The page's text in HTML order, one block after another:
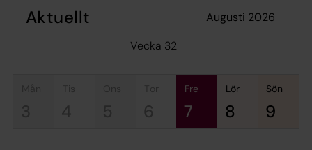
Aktuellt
augusti 2026
Vecka 32
tis
4
tor
6
fre
7
lör
8
sön
9